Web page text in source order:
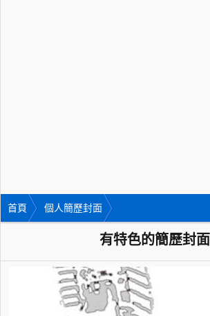
首頁 個人簡歷封面
有特色的簡歷封面